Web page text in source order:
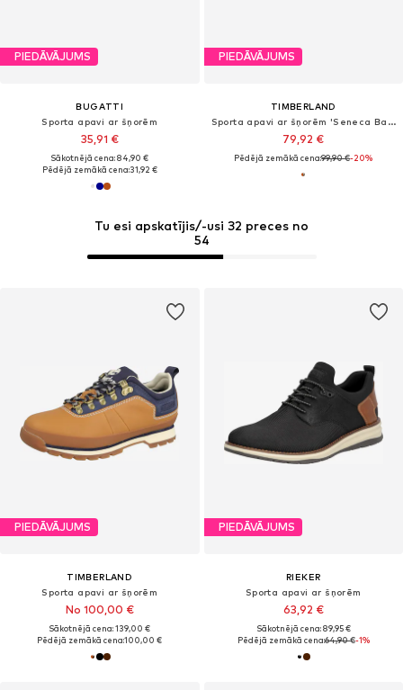
PIEDĀVĀJUMS
BUGATTI
Sporta apavi ar šņorēm
35,91 €
Sākotnējā cena: 84,90 €
Pēdējā zemākā cena:31,92 €
PIEDĀVĀJUMS
TIMBERLAND
Sporta apavi ar šņorēm 'Seneca Bay Oxford'
79,92 €
Pēdējā zemākā cena:99,90 €-20%
Tu esi apskatījis/-usi 32 preces no
54
PIEDĀVĀJUMS
TIMBERLAND
Sporta apavi ar šņorēm
No 100,00 €
Sākotnējā cena: 139,00 €
Pēdējā zemākā cena:100,00 €
PIEDĀVĀJUMS
RIEKER
Sporta apavi ar šņorēm
63,92 €
Sākotnējā cena: 89,95 €
Pēdējā zemākā cena:64,90 €-1%